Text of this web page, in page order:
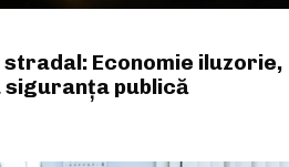
Economie iluzorie,
publică